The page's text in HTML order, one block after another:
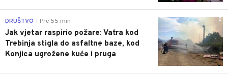
0
DRUŠTVO Pre 55 min
Jak vjetar raspirio požare: Vatra kod
Trebinja stigla do asfaltne baze, kod
Konjica ugrožene kuće i pruga